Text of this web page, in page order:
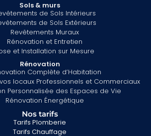
Sols & murs
de Sols Intérieurs
de Sols Extérieurs
Revêtements Muraux
Rénovation et Entretien
et Installation sur Mesure
Rénovation
Complète d’Habitation
locaux Professionnels et Commerciaux
Personnalisée des Espaces de Vie
Rénovation Énergétique
Nos tarifs
Tarifs Plomberie
Tarifs Chauffage